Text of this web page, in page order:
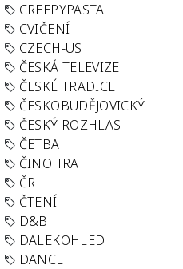
CREEPYPASTA
CVIČENÍ
CZECH-US
ČESKÁ TELEVIZE
ČESKÉ TRADICE
ČESKOBUDĚJOVICKÝ
ČESKÝ ROZHLAS
ČETBA
ČINOHRA
ČR
ČTENÍ
D&B
DALEKOHLED
DANCE